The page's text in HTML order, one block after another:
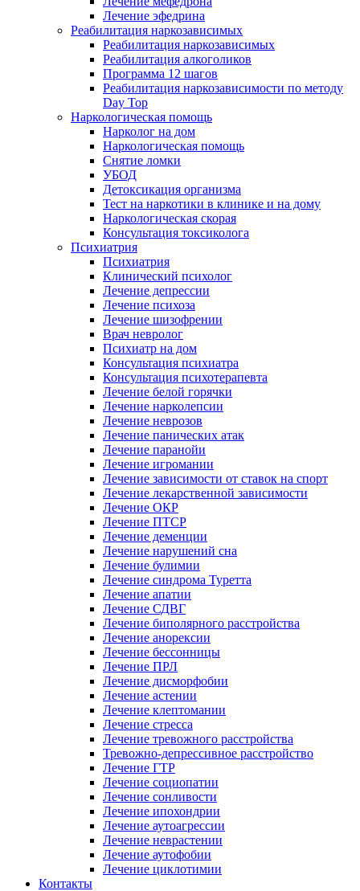
Лечение эфедрина
Реабилитация наркозависимых
Реабилитация наркозависимых
Реабилитация алкоголиков
Программа 12 шагов
Реабилитация наркозависимости по методу
Day Top
Наркологическая помощь
Нарколог на дом
Наркологическая помощь
Снятие ломки
УБОД
Детоксикация организма
Тест на наркотики в клинике и на дому
Наркологическая скорая
Консультация токсиколога
Психиатрия
Психиатрия
Клинический психолог
Лечение депрессии
Лечение психоза
Лечение шизофрении
Врач невролог
Психиатр на дом
Консультация психиатра
Консультация психотерапевта
Лечение белой горячки
Лечение нарколепсии
Лечение неврозов
Лечение панических атак
Лечение паранойи
Лечение игромании
Лечение зависимости от ставок на спорт
Лечение лекарственной зависимости
Лечение ОКР
Лечение ПТСР
Лечение деменции
Лечение нарушений сна
Лечение булимии
Лечение синдрома Туретта
Лечение апатии
Лечение СДВГ
Лечение биполярного расстройства
Лечение анорексии
Лечение бессонницы
Лечение ПРЛ
Лечение дисморфобии
Лечение астении
Лечение клептомании
Лечение стресса
Лечение тревожного расстройства
Тревожно-депрессивное расстройство
Лечение ГТР
Лечение социопатии
Лечение сонливости
Лечение ипохондрии
Лечение аутоагрессии
Лечение неврастении
Лечение аутофобии
Лечение циклотимии
Контакты